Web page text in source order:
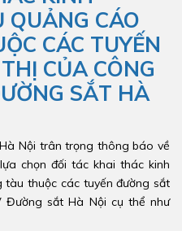
QUẢNG CÁO
CÁC TUYẾN
CỦA CÔNG
SẮT HÀ
Nội trân trọng thông báo về
chọn đối tác khai thác kinh
thuộc các tuyến đường sắt
Đường sắt Hà Nội cụ thể như